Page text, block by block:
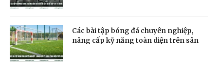
Các bài tập bóng đá chuyên nghiệp,
nâng cấp kỹ năng toàn diện trên sân